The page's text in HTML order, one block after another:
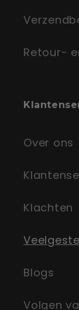
Retour-
Over ons
Klachten
Blogs
Volgen